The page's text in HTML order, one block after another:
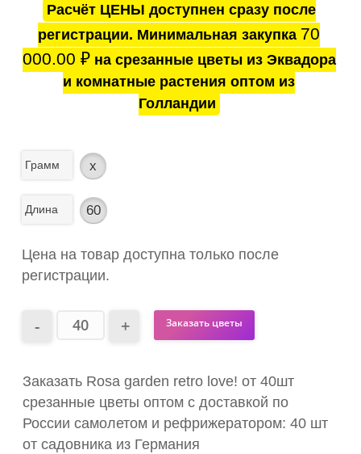
Расчёт ЦЕНЫ доступнен сразу после
регистрации. Минимальная закупка 70
000.00 ₽на срезанные цветы из Эквадора
и комнатные растения оптом из
Голландии
Грамм x
Длина 60
Цена на товар доступна только после
регистрации.
Заказать цветы
Заказать Rosa garden retro love! от 40шт
срезанные цветы оптом с доставкой по
России самолетом и рефрижератором: 40 шт
от садовника из Германия